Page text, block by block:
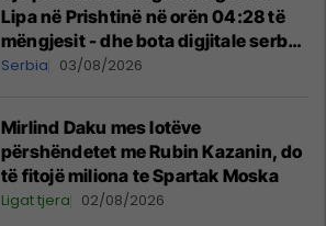
Lipa në Prishtinë në orën 04:28 të
mëngjesit - dhe bota digjitale serbe
shpall gjendjen e luftës
Serbia 03/08/2026
Mirlind Daku mes lotëve
përshëndetet me Rubin Kazanin, do
të fitojë miliona te Spartak Moska
Ligat tjera 02/08/2026